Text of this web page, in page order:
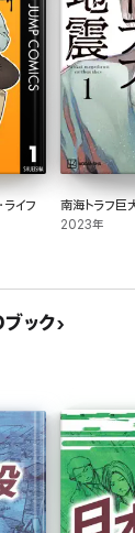
イフ
南海トラフ巨
2023年
ック